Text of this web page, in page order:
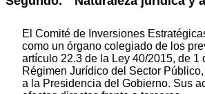
El Comité de Inversiones
como un órgano colegiado de los
artículo 22.3 de la Ley 40/2015, de 1
Régimen Jurídico del Sector
a la Presidencia del Gobierno. Sus